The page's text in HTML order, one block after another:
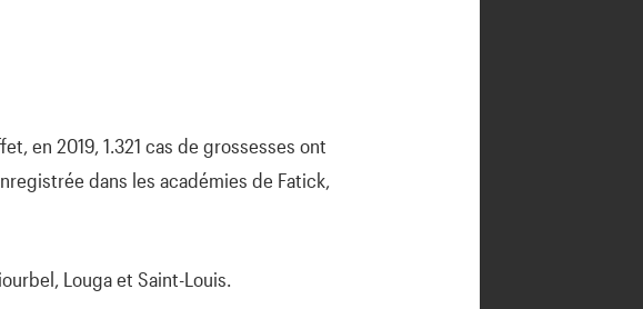
en 2019, 1.321 cas de grossesses ont
dans les académies de Fatick,
Louga et Saint-Louis.